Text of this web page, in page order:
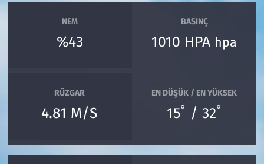
NEM
%43
BASINÇ
1010 HPA hpa
RÜZGAR
4.81 M/S
EN DÜŞÜK / EN YÜKSEK
15° / 32°